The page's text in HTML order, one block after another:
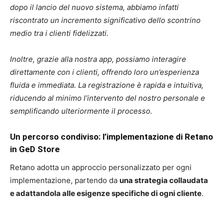
dopo il lancio del nuovo sistema, abbiamo infatti
riscontrato un incremento significativo dello scontrino
medio tra i clienti fidelizzati.
Inoltre, grazie alla nostra app, possiamo interagire
direttamente con i clienti, offrendo loro un’esperienza
fluida e immediata. La registrazione è rapida e intuitiva,
riducendo al minimo l’intervento del nostro personale e
semplificando ulteriormente il processo.
Un percorso condiviso: l’implementazione di Retano
in GeD Store
Retano adotta un approccio personalizzato per ogni
implementazione, partendo da una strategia collaudata
e adattandola alle esigenze specifiche di ogni cliente.